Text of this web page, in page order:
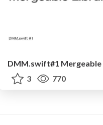
DMM.swift#1 Mergeable
3
770